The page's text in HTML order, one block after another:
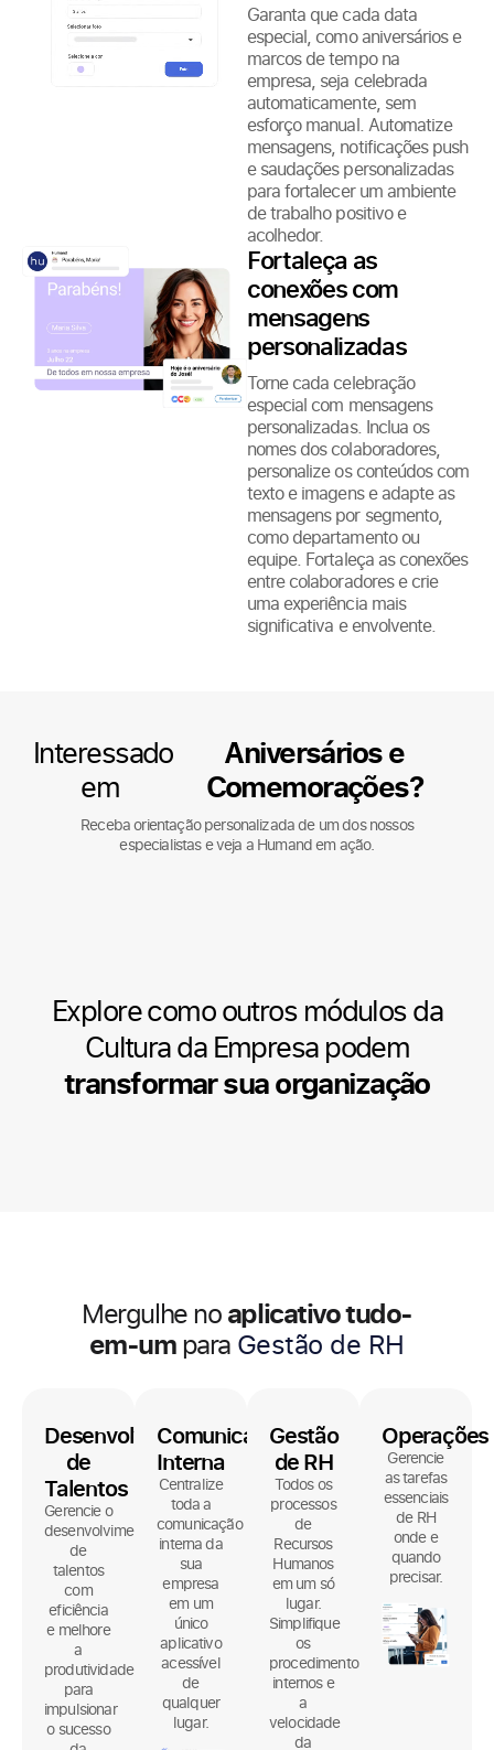
Garanta que cada data
especial, como aniversários e
marcos de tempo na
empresa, seja celebrada
automaticamente, sem
esforço manual. Automatize
mensagens, notificações push
e saudações personalizadas
para fortalecer um ambiente
de trabalho positivo e
acolhedor.
Fortaleça as
conexões com
mensagens
personalizadas
Torne cada celebração
especial com mensagens
personalizadas. Inclua os
nomes dos colaboradores,
personalize os conteúdos com
texto e imagens e adapte as
mensagens por segmento,
como departamento ou
equipe. Fortaleça as conexões
entre colaboradores e crie
uma experiência mais
significativa e envolvente.
Interessado
em
Aniversários e
Comemorações?
Receba orientação personalizada de um dos nossos
especialistas e veja a Humand em ação.
Explore como outros módulos da
Cultura da Empresa podem
transformar sua organização
Mergulhe noaplicativo tudo-
em-umpara
Comunicação Interna
Desenvolvimento
de
Talentos
Gerencie o
desenvolvimento
de
talentos
com
eficiência
e melhore
a
produtividade
para
impulsionar
Comunicação
Interna
Centralize
toda a
comunicação
interna da
sua
empresa
em um
único
aplicativo
acessível
de
qualquer
Gestão
de RH
Todos os
processos
de
Recursos
Humanos
em um só
lugar.
Simplifique
os
procedimentos
internos e
a
Operações
Gerencie
as tarefas
essenciais
de RH
onde e
quando
precisar.